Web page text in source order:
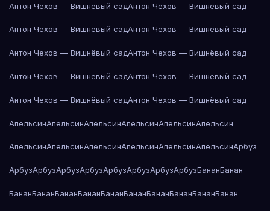
Антон Чехов — Вишнёвый садАнтон Чехов — Вишнёвый сад
Антон Чехов — Вишнёвый садАнтон Чехов — Вишнёвый сад
Антон Чехов — Вишнёвый садАнтон Чехов — Вишнёвый сад
Антон Чехов — Вишнёвый садАнтон Чехов — Вишнёвый сад
Антон Чехов — Вишнёвый садАнтон Чехов — Вишнёвый сад
АпельсинАпельсинАпельсинАпельсинАпельсинАпельсин
АпельсинАпельсинАпельсинАпельсинАпельсинАпельсинАрбуз
АрбузАрбузАрбузАрбузАрбузАрбузАрбузАрбузБананБанан
БананБананБананБананБананБананБананБананБананБанан